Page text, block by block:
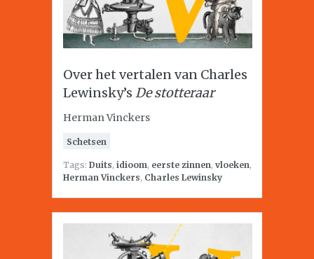
Over het vertalen van Charles
Lewinsky’s De stotteraar
Herman Vinckers
Schetsen
Tags: Duits, idioom, eerste zinnen, vloeken,
Herman Vinckers, Charles Lewinsky